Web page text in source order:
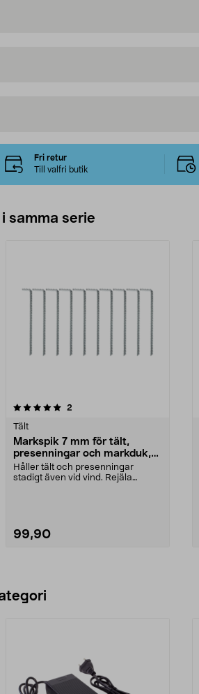
Fri retur
Till valfri butik
samma serie
2
Tält
Markspik 7 mm för tält,
presenningar och markduk,
10-pack
Håller tält och presenningar
stadigt även vid vind. Rejäla
99,90
4.5av 5 stjärnor